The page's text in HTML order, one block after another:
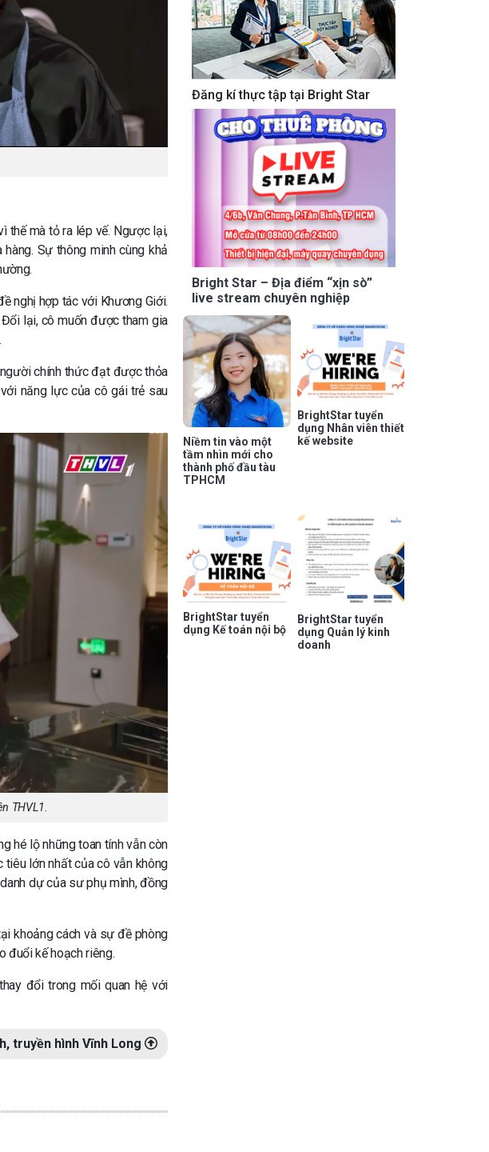
thế mà tỏ ra lép vế. Ngược lại,
Sự thông minh cùng khả
nghị hợp tác với Khương Giới.
lại, cô muốn được tham gia
chính thức đạt được thỏa
năng lực của cô gái trẻ sau
THVL1.
hé lộ những toan tính vẫn còn
tiêu lớn nhất của cô vẫn không
dự của sư phụ mình, đồng
khoảng cách và sự đề phòng
đuổi kế hoạch riêng.
đổi trong mối quan hệ với
truyền hình Vĩnh Long
Đăng kí thực tập tại Bright Star
Bright Star – Địa điểm “xịn sò”
live stream chuyên nghiệp
Niềm tin vào một
tầm nhìn mới cho
thành phố đầu tàu
TPHCM
BrightStar tuyển
dụng Nhân viên thiết
kế website
BrightStar tuyển
dụng Kế toán nội bộ
BrightStar tuyển
dụng Quản lý kinh
doanh